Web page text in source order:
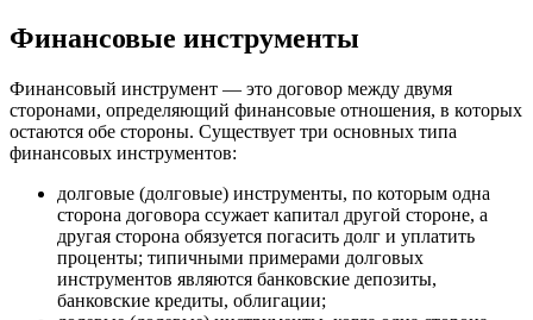
Финансовые инструменты
Финансовый инструмент — это договор между двумя
сторонами, определяющий финансовые отношения, в которых
остаются обе стороны. Существует три основных типа
финансовых инструментов:
долговые (долговые) инструменты, по которым одна
сторона договора ссужает капитал другой стороне, а
другая сторона обязуется погасить долг и уплатить
проценты; типичными примерами долговых
инструментов являются банковские депозиты,
банковские кредиты, облигации;